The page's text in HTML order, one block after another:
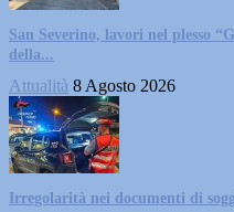
San Severino, lavori nel plesso
della...
Attualità 8 Agosto 2026
Irregolarità nei documenti di